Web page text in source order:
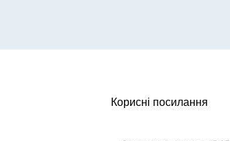
Корисні посилання